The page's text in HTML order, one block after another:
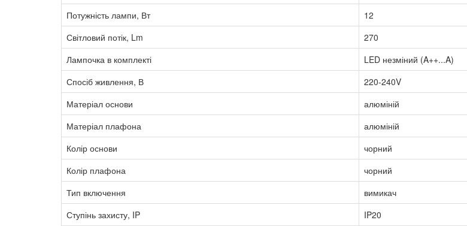
Потужність лампи, Вт
12
Світловий потік, Lm
270
Лампочка в комплекті
LED незміний (A++...A)
Спосіб живлення, В
220-240V
Матеріал основи
алюміній
Матеріал плафона
алюміній
Колір основи
чорний
Колір плафона
чорний
Тип включення
вимикач
Ступінь захисту, IP
IP20